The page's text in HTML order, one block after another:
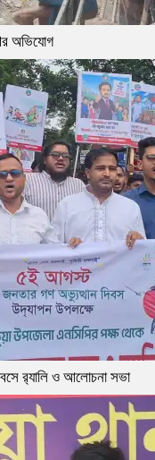
অভিযোগ
র‌্যালি ও আলোচনা সভা